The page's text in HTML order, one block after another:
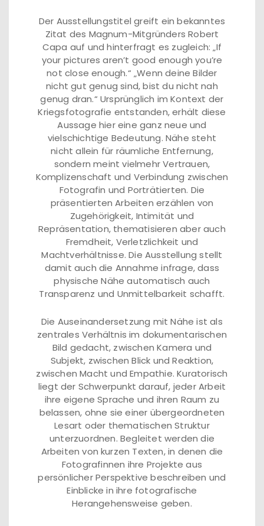
Der Ausstellungstitel greift ein bekanntes
Zitat des Magnum-Mitgründers Robert
Capa auf und hinterfragt es zugleich: „If
your pictures aren’t good enough you’re
not close enough.“ „Wenn deine Bilder
nicht gut genug sind, bist du nicht nah
genug dran.“ Ursprünglich im Kontext der
Kriegsfotografie entstanden, erhält diese
Aussage hier eine ganz neue und
vielschichtige Bedeutung. Nähe steht
nicht allein für räumliche Entfernung,
sondern meint vielmehr Vertrauen,
Komplizenschaft und Verbindung zwischen
Fotografin und Porträtierten. Die
präsentierten Arbeiten erzählen von
Zugehörigkeit, Intimität und
Repräsentation, thematisieren aber auch
Fremdheit, Verletzlichkeit und
Machtverhältnisse. Die Ausstellung stellt
damit auch die Annahme infrage, dass
physische Nähe automatisch auch
Transparenz und Unmittelbarkeit schafft.
Die Auseinandersetzung mit Nähe ist als
zentrales Verhältnis im dokumentarischen
Bild gedacht, zwischen Kamera und
Subjekt, zwischen Blick und Reaktion,
zwischen Macht und Empathie. Kuratorisch
liegt der Schwerpunkt darauf, jeder Arbeit
ihre eigene Sprache und ihren Raum zu
belassen, ohne sie einer übergeordneten
Lesart oder thematischen Struktur
unterzuordnen. Begleitet werden die
Arbeiten von kurzen Texten, in denen die
Fotografinnen ihre Projekte aus
persönlicher Perspektive beschreiben und
Einblicke in ihre fotografische
Herangehensweise geben.